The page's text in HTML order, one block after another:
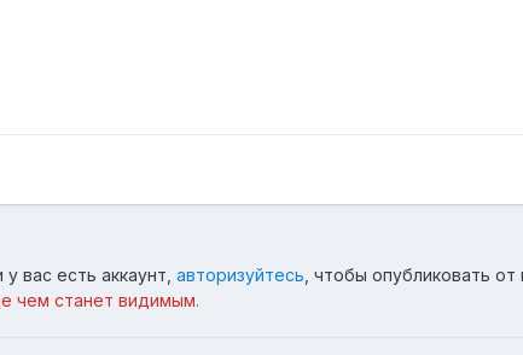
вас есть аккаунт, авторизуйтесь , чтобы опубликовать
чем станет видимым.